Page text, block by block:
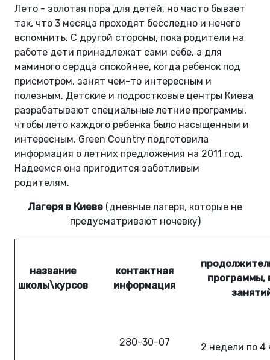
Лето - золотая пора для детей, но часто бывает
так, что 3 месяца проходят бесследно и нечего
вспомнить. С другой стороны, пока родители на
работе дети принадлежат сами себе, а для
маминого сердца спокойнее, когда ребенок под
присмотром, занят чем-то интересным и
полезным. Детские и подростковые центры Киева
разрабатывают специальные летние программы,
чтобы лето каждого ребенка было насыщенным и
интересным. Green Country подготовила
информация о летних предложения на 2011 год.
Надеемся она пригодится заботливым
родителям.
Лагеря в Киеве (дневные лагеря, которые не
предусматривают ночевку)
название
школы\курсов
контактная
информация
программы,
280-30-07 2 недели по 4